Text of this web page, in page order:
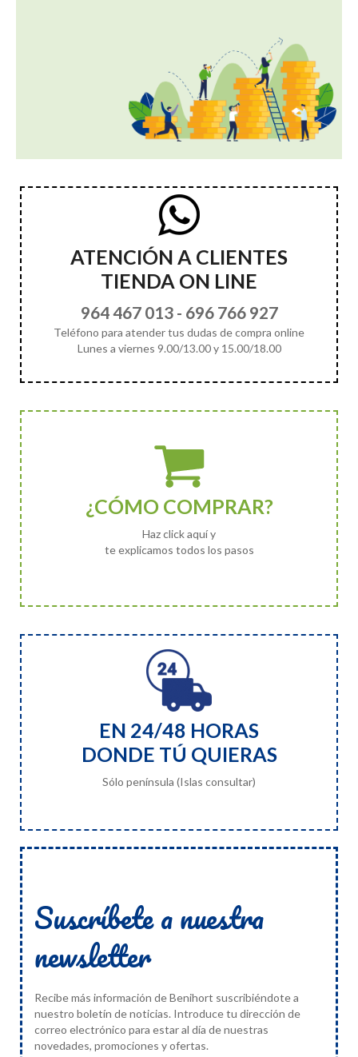
ATENCIÓN A CLIENTES
TIENDA ON LINE
964 467 013- 696 766 927
Teléfono para atender tus dudas de compra online
Lunes a viernes 9.00/13.00 y 15.00/18.00
¿CÓMO COMPRAR?
Haz click aquí y
te explicamos todos los pasos
EN 24/48 HORAS
DONDE TÚ QUIERAS
Sólo península (Islas consultar)
Suscríbete a nuestra
newsletter
Recibe más información de Benihort suscribiéndote a
nuestro boletín de noticias. Introduce tu dirección de
correo electrónico para estar al día de nuestras
novedades, promociones y ofertas.